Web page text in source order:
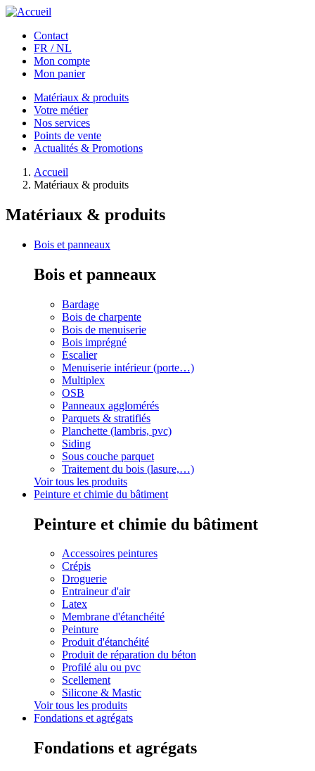
Aller au contenu principal
Contact
FR / NL
Mon compte
Mon panier
Matériaux & produits
Votre métier
Nos services
Points de vente
Actualités & Promotions
Accueil
Matériaux & produits
Matériaux & produits
Bois et panneaux
Bois et panneaux
Bardage
Bois de charpente
Bois de menuiserie
Bois imprégné
Escalier
Menuiserie intérieur (porte…)
Multiplex
OSB
Panneaux agglomérés
Parquets & stratifiés
Planchette (lambris, pvc)
Siding
Sous couche parquet
Traitement du bois (lasure,…)
Voir tous les produits
Peinture et chimie du bâtiment
Peinture et chimie du bâtiment
Accessoires peintures
Crépis
Droguerie
Entraineur d'air
Latex
Membrane d'étanchéité
Peinture
Produit d'étanchéité
Produit de réparation du béton
Profilé alu ou pvc
Scellement
Silicone & Mastic
Voir tous les produits
Fondations et agrégats
Fondations et agrégats